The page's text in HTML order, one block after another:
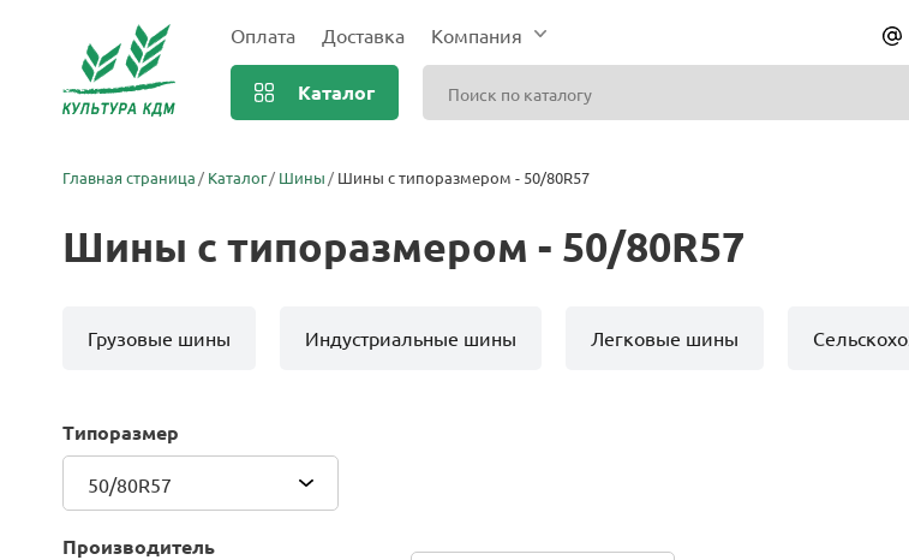
Оплата Доставка Компания
Каталог
Главная страница Каталог Шины Шины с типоразмером - 50/80R57
Шины с типоразмером - 50/80R57
Грузовые шины Индустриальные шины Легковые шины
Типоразмер
50/80R57
Производитель